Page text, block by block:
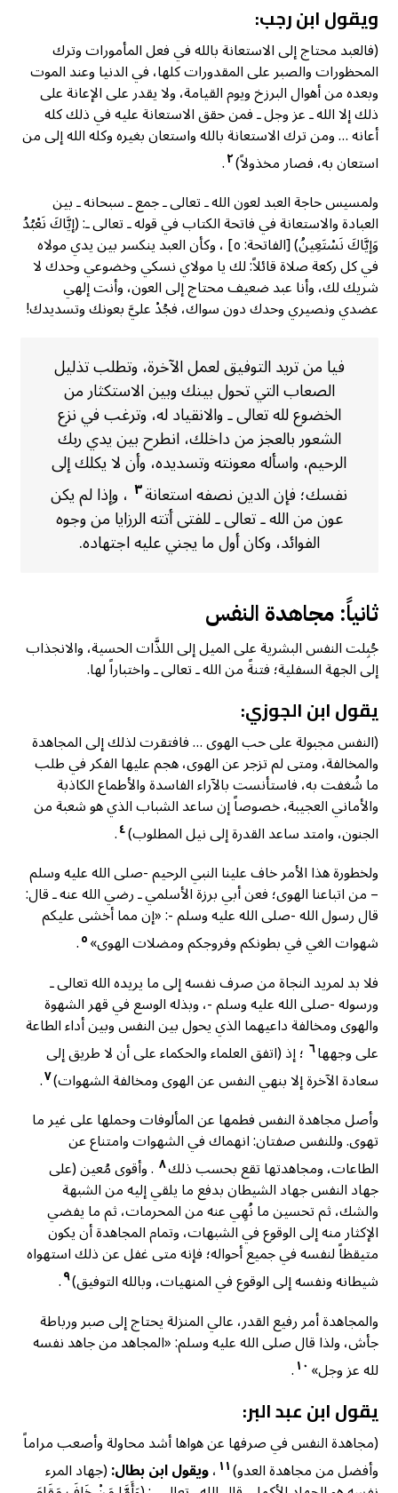
ويقول ابن رجب:
(فالعبد محتاج إلى الاستعانة بالله في فعل المأمورات وترك
المحظورات والصبر على المقدورات كلها، في الدنيا وعند الموت
وبعده من أهوال البرزخ ويوم القيامة، ولا يقدر على الإعانة على
ذلك إلا الله ـ عز وجل ـ فمن حقق الاستعانة عليه في ذلك كله
أعانه … ومن ترك الاستعانة بالله واستعان بغيره وكله الله إلى من
استعان به، فصار مخذولاً)٢.
ولمسيس حاجة العبد لعون الله ـ تعالى ـ جمع ـ سبحانه ـ بين
العبادة والاستعانة في فاتحة الكتاب في قوله ـ تعالى ـ: (إيَّاكَ نَعْبُدُ
وَإيَّاكَ نَسْتَعِينُ) [الفاتحة: ٥] ، وكأن العبد ينكسر بين يدي مولاه
في كل ركعة صلاة قائلاً: لك يا مولاي نسكي وخضوعي وحدك لا
شريك لك، وأنا عبد ضعيف محتاج إلى العون، وأنت إلهي
عضدي ونصيري وحدك دون سواك، فجُدْ عليَّ بعونك وتسديدك!
فيا من تريد التوفيق لعمل الآخرة، وتطلب تذليل
الصعاب التي تحول بينك وبين الاستكثار من
الخضوع لله تعالى ـ والانقياد له، وترغب في نزع
الشعور بالعجز من داخلك، انطرح بين يدي ربك
الرحيم، واسأله معونته وتسديده، وأن لا يكلك إلى
نفسك؛ فإن الدين نصفه استعانة٣ ، وإذا لم يكن
عون من الله ـ تعالى ـ للفتى أتته الرزايا من وجوه
الفوائد، وكان أول ما يجني عليه اجتهاده.
ثانياً: مجاهدة النفس
جُبِلت النفس البشرية على الميل إلى اللذَّات الحسية، والانجذاب
إلى الجهة السفلية؛ فتنةً من الله ـ تعالى ـ واختباراً لها.
يقول ابن الجوزي:
(النفس مجبولة على حب الهوى … فافتقرت لذلك إلى المجاهدة
والمخالفة، ومتى لم تزجر عن الهوى، هجم عليها الفكر في طلب
ما شُغفت به، فاستأنست بالآراء الفاسدة والأطماع الكاذبة
والأماني العجيبة، خصوصاً إن ساعد الشباب الذي هو شعبة من
الجنون، وامتد ساعد القدرة إلى نيل المطلوب)٤.
ولخطورة هذا الأمر خاف علينا النبي الرحيم -صلى الله عليه وسلم
– من اتباعنا الهوى؛ فعن أبي برزة الأسلمي ـ رضي الله عنه ـ قال:
قال رسول الله -صلى الله عليه وسلم -: «إن مما أخشى عليكم
شهوات الغي في بطونكم وفروجكم ومضلات الهوى»٥.
فلا بد لمريد النجاة من صرف نفسه إلى ما يريده الله تعالى ـ
ورسوله -صلى الله عليه وسلم -، وبذله الوسع في قهر الشهوة
والهوى ومخالفة داعيهما الذي يحول بين النفس وبين أداء الطاعة
على وجهها٦ ؛ إذ (اتفق العلماء والحكماء على أن لا طريق إلى
سعادة الآخرة إلا بنهي النفس عن الهوى ومخالفة الشهوات)٧.
وأصل مجاهدة النفس فطمها عن المألوفات وحملها على غير ما
تهوى. وللنفس صفتان: انهماك في الشهوات وامتناع عن
الطاعات، ومجاهدتها تقع بحسب ذلك٨ . وأقوى مُعين (على
جهاد النفس جهاد الشيطان بدفع ما يلقي إليه من الشبهة
والشك، ثم تحسين ما نُهِي عنه من المحرمات، ثم ما يفضي
الإكثار منه إلى الوقوع في الشبهات، وتمام المجاهدة أن يكون
متيقظاً لنفسه في جميع أحواله؛ فإنه متى غفل عن ذلك استهواه
شيطانه ونفسه إلى الوقوع في المنهيات، وبالله التوفيق)٩.
والمجاهدة أمر رفيع القدر، عالي المنزلة يحتاج إلى صبر ورباطة
جأش، ولذا قال صلى الله عليه وسلم: «المجاهد من جاهد نفسه
لله عز وجل» ١٠.
يقول ابن عبد البر:
(مجاهدة النفس في صرفها عن هواها أشد محاولة وأصعب مراماً
وأفضل من مجاهدة العدو)١١ ،ويقول ابن بطال:(جهاد المرء